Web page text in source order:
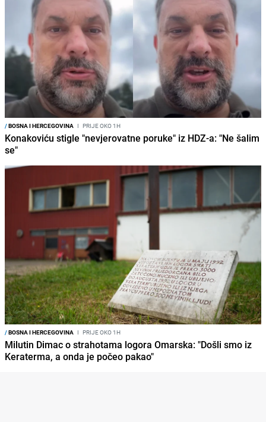
/BOSNA I HERCEGOVINA I PRIJE OKO 1H
Konakoviću stigle "nevjerovatne poruke" iz HDZ-a: "Ne šalim
se"
/BOSNA I HERCEGOVINA I PRIJE OKO 1H
Milutin Dimac o strahotama logora Omarska: "Došli smo iz
Keraterma, a onda je počeo pakao"